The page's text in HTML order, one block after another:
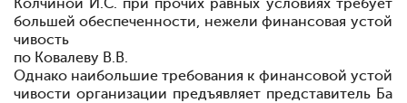
Колчиной И.С. при прочих равных условиях требует
большей обеспеченности, нежелифинансовая устой
чивость
по Ковалеву В.В.
Однако наибольшие требования к финансовой устой
чивости организации предъявляет представитель Ба